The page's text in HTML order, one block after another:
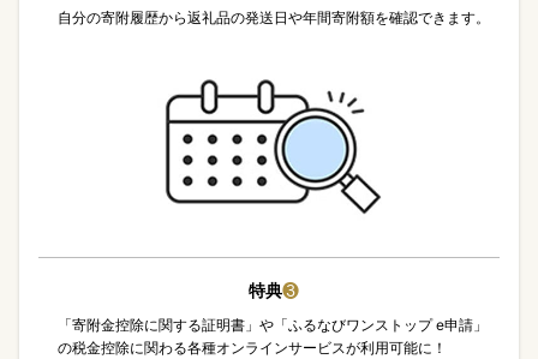
自分の寄附履歴から返礼品の発送日や年間寄附額を確認できます。
特典❸
「寄附金控除に関する証明書」や「ふるなびワンストップ e申請」
の税金控除に関わる各種オンラインサービスが利用可能に！